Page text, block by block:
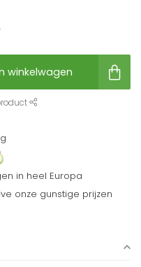
.
winkelwagen
in heel Europa
onze gunstige prijzen